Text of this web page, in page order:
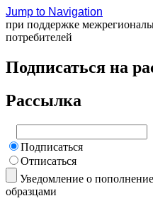
Jump to Navigation
при поддержке
потребителей
Подписаться на
Рассылка
Подписаться
Отписаться
Уведомление о
образцами